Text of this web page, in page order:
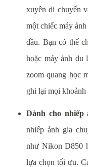
xuyên di chuyển
một chiếc máy
đầu. Bạn có thể
hoặc máy ảnh
zoom quang học
ghi lại mọi khoảnh
Dành cho nhiếp
nhiếp ảnh gia
như Nikon D850
lựa chọn tối ưu.